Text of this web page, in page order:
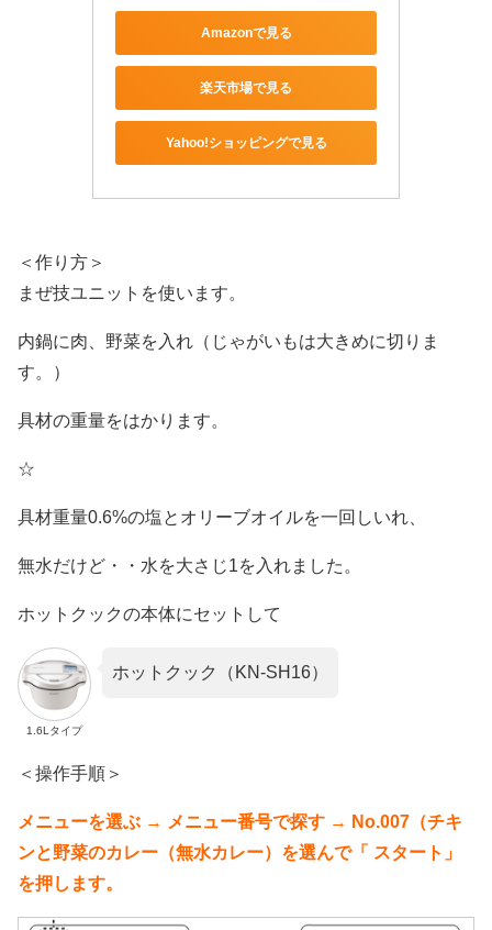
Amazonで見る
楽天市場で見る
Yahoo!ショッピングで見る
＜作り方＞
まぜ技ユニットを使います。
内鍋に肉、野菜を入れ（じゃがいもは大きめに切りま
す。）
具材の重量をはかります。
☆
具材重量0.6%の塩とオリーブオイルを一回しいれ、
無水だけど・・水を大さじ1を入れました。
ホットクックの本体にセットして
1.6Lタイプ
ホットクック（KN-SH16）
＜操作手順＞
メニューを選ぶ → メニュー番号で探す → No.007（チキ
ンと野菜のカレー（無水カレー）を選んで「 スタート」
を押します。